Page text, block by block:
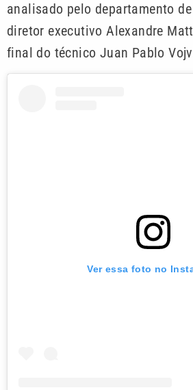
analisado pelo departamento
diretor executivo Alexandre
final do técnico Juan Pablo
Ver essa foto no